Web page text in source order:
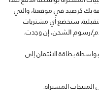
بك كرصيد في موقعنا، والتي
ستخضع أي مشتريات
رسوم الشحن، إن وجدت.
بطاقة الائتمان إلى